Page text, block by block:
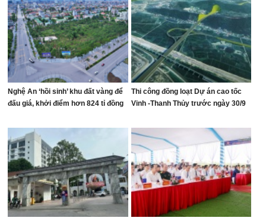
Nghệ An ‘hồi sinh’ khu đất vàng để
đấu giá, khởi điểm hơn 824 tỉ đồng
Thi công đồng loạt Dự án cao tốc
Vinh -Thanh Thủy trước ngày 30/9